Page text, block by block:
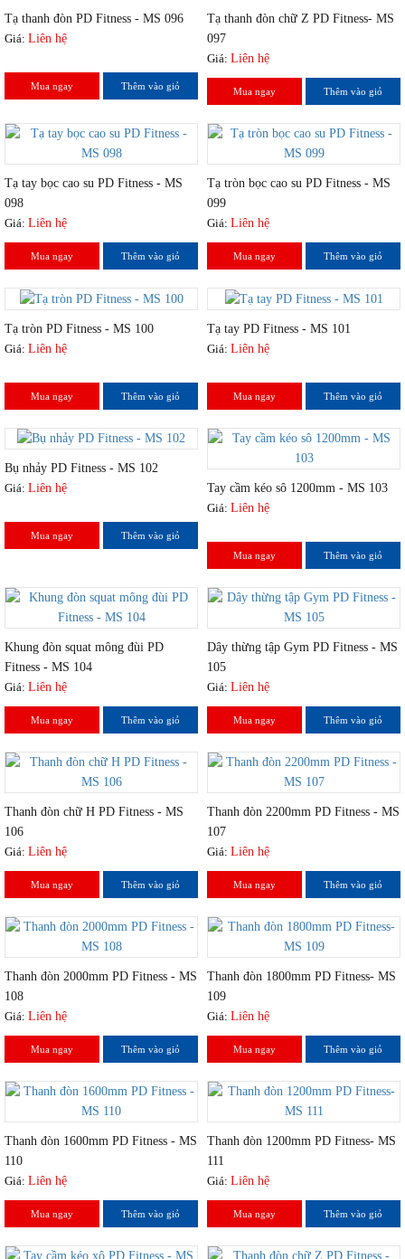
Tạ thanh đòn PD Fitness - MS 096
Giá: Liên hệ
Mua ngay Thêm vào giỏ
Tạ thanh đòn chữ Z PD Fitness- MS
097
Giá: Liên hệ
Mua ngay Thêm vào giỏ
Tạ tay bọc cao su PD Fitness - MS
098
Giá: Liên hệ
Mua ngay Thêm vào giỏ
Tạ tròn bọc cao su PD Fitness - MS
099
Giá: Liên hệ
Mua ngay Thêm vào giỏ
Tạ tròn PD Fitness - MS 100
Giá: Liên hệ
Mua ngay Thêm vào giỏ
Tạ tay PD Fitness - MS 101
Giá: Liên hệ
Mua ngay Thêm vào giỏ
Bụ nhảy PD Fitness - MS 102
Giá: Liên hệ
Mua ngay Thêm vào giỏ
Tay cầm kéo sô 1200mm - MS 103
Giá: Liên hệ
Mua ngay Thêm vào giỏ
Khung đòn squat mông đùi PD
Fitness - MS 104
Giá: Liên hệ
Mua ngay Thêm vào giỏ
Dây thừng tập Gym PD Fitness - MS
105
Giá: Liên hệ
Mua ngay Thêm vào giỏ
Thanh đòn chữ H PD Fitness - MS
106
Giá: Liên hệ
Mua ngay Thêm vào giỏ
Thanh đòn 2200mm PD Fitness - MS
107
Giá: Liên hệ
Mua ngay Thêm vào giỏ
Thanh đòn 2000mm PD Fitness - MS
108
Giá: Liên hệ
Mua ngay Thêm vào giỏ
Thanh đòn 1800mm PD Fitness- MS
109
Giá: Liên hệ
Mua ngay Thêm vào giỏ
Thanh đòn 1600mm PD Fitness - MS
110
Giá: Liên hệ
Mua ngay Thêm vào giỏ
Thanh đòn 1200mm PD Fitness- MS
111
Giá: Liên hệ
Mua ngay Thêm vào giỏ